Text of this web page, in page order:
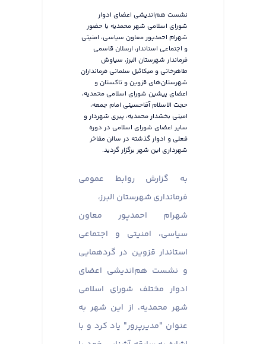
نشست هم‌اندیشی اعضای ادوار
شورای اسلامی شهر محمدیه با حضور
شهرام احمدپور معاون سیاسی، امنیتی
و اجتماعی استاندار، ارسلان قاسمی
فرماندار شهرستان البرز، سیاوش
طاهرخانی و میکائیل سلمانی فرمانداران
شهرستان‌های قزوین و تاکستان و
اعضای پیشین شورای اسلامی محمدیه،
حجت الاسلام آقاحسینی امام جمعه،
امینی بخشدار محمدیه، پیری شهردار و
سایر اعضای شورای اسلامی در دوره
فعلی و ادوار گذشته در سالن مفاخر
شهرداری این شهر برگزار گردید.
به گزارش روابط عمومی
فرمانداری شهرستان البرز،
شهرام احمدپور معاون
سیاسی، امنیتی و اجتماعی
استاندار قزوین در گردهمایی
و نشست هم‌اندیشی اعضای
ادوار مختلف شورای اسلامی
شهر محمدیه، از این شهر به
عنوان "مدیرپرور" یاد کرد و با